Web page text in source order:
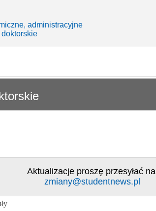
administracyjne
doktorskie
Aktualizacje proszę przesyłać na
zmiany@studentnews.pl